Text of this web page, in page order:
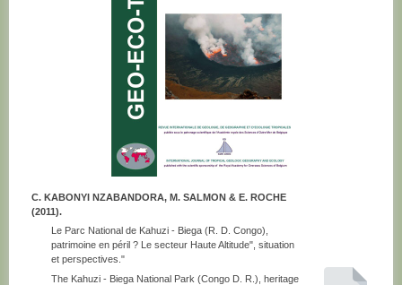
C. KABONYI NZABANDORA, M. SALMON & E. ROCHE
(2011).
Le Parc National de Kahuzi - Biega (R. D. Congo),
patrimoine en péril ? Le secteur Haute Altitude", situation
et perspectives."
The Kahuzi - Biega National Park (Congo D. R.), heritage